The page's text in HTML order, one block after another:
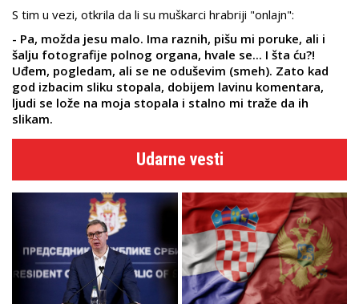
S tim u vezi, otkrila da li su muškarci hrabriji "onlajn":
- Pa, možda jesu malo. Ima raznih, pišu mi poruke, ali i
šalju fotografije polnog organa, hvale se... I šta ću?!
Uđem, pogledam, ali se ne oduševim (smeh). Zato kad
god izbacim sliku stopala, dobijem lavinu komentara,
ljudi se lože na moja stopala i stalno mi traže da ih
slikam.
Udarne vesti